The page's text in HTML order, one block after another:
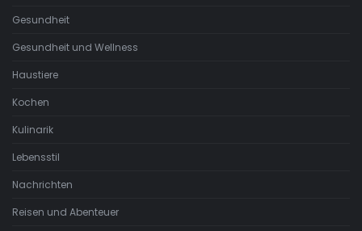
Gesundheit
Gesundheit und Wellness
Haustiere
Kochen
Kulinarik
Lebensstil
Nachrichten
Reisen und Abenteuer